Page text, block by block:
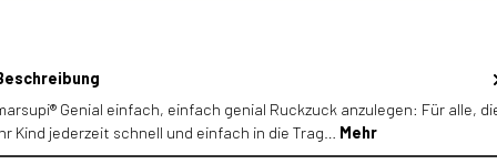
Genial einfach, einfach genial Ruckzuck anzulegen: Für alle,
Kind jederzeit schnell und einfach in die Trag… Mehr